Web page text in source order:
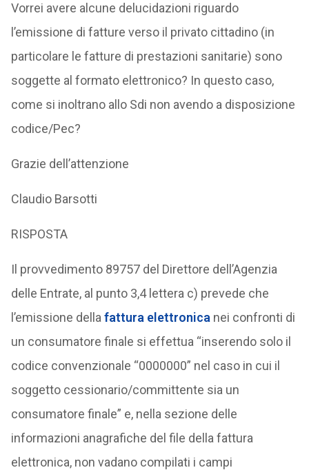
Vorrei avere alcune delucidazioni riguardo
l’emissione di fatture verso il privato cittadino (in
particolare le fatture di prestazioni sanitarie) sono
soggette al formato elettronico? In questo caso,
come si inoltrano allo Sdi non avendo a disposizione
codice/Pec?
Grazie dell’attenzione
Claudio Barsotti
RISPOSTA
Il provvedimento 89757 del Direttore dell’Agenzia
delle Entrate, al punto 3,4 lettera c) prevede che
l’emissione della fattura elettronica nei confronti di
un consumatore finale si effettua “inserendo solo il
codice convenzionale “0000000” nel caso in cui il
soggetto cessionario/committente sia un
consumatore finale” e, nella sezione delle
informazioni anagrafiche del file della fattura
elettronica, non vadano compilati i campi